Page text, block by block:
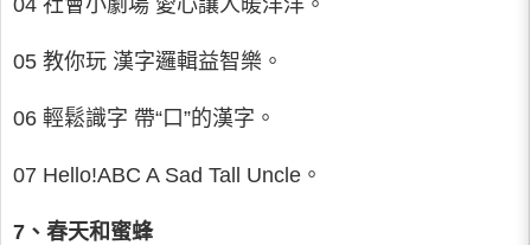
05 教你玩 漢字邏輯益智樂。
06 輕鬆識字 帶“口”的漢字。
07 Hello!ABC A Sad Tall Uncle。
7、春天和蜜蜂